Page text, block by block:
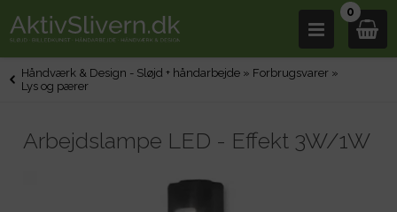
0
Håndværk & Design - Sløjd + håndarbejde » Forbrugsvarer »
Lys og pærer
Arbejdslampe LED - Effekt 3W/1W